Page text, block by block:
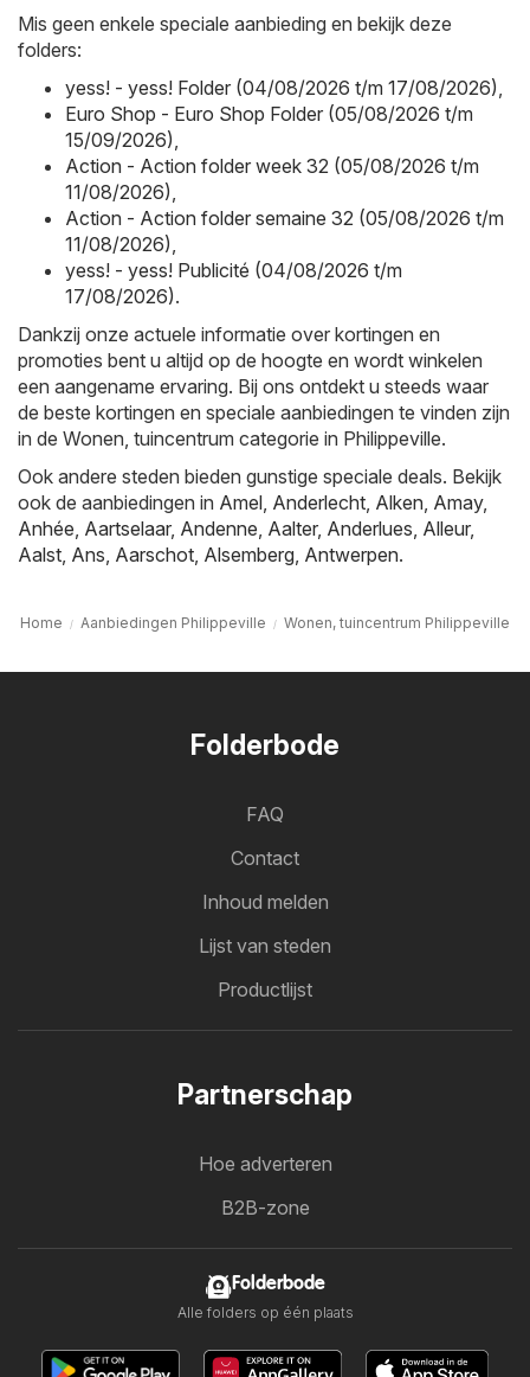
Mis geen enkele speciale aanbieding en bekijk deze
folders:
yess! - yess! Folder (04/08/2026 t/m 17/08/2026),
Euro Shop - Euro Shop Folder (05/08/2026 t/m
15/09/2026),
Action - Action folder week 32 (05/08/2026 t/m
11/08/2026),
Action - Action folder semaine 32 (05/08/2026 t/m
11/08/2026),
yess! - yess! Publicité (04/08/2026 t/m
17/08/2026).
Dankzij onze actuele informatie over kortingen en
promoties bent u altijd op de hoogte en wordt winkelen
een aangename ervaring. Bij ons ontdekt u steeds waar
de beste kortingen en speciale aanbiedingen te vinden zijn
in de Wonen, tuincentrum categorie in Philippeville.
Ook andere steden bieden gunstige speciale deals. Bekijk
ook de aanbiedingen in Amel, Anderlecht, Alken, Amay,
Anhée, Aartselaar, Andenne, Aalter, Anderlues, Alleur,
Aalst, Ans, Aarschot, Alsemberg, Antwerpen.
Home Aanbiedingen Philippeville Wonen, tuincentrum Philippeville
Folderbode
FAQ
Contact
Inhoud melden
Lijst van steden
Productlijst
Partnerschap
Hoe adverteren
B2B-zone
Folderbode
Alle folders op één plaats